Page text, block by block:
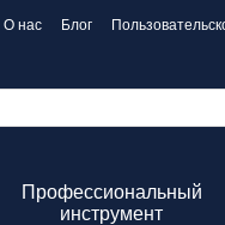
О нас Блог
Профессиональный
инструмент